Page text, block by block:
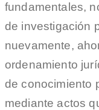
fundamentales,
de investigación
nuevamente,
ordenamiento
de conocimiento
mediante actos